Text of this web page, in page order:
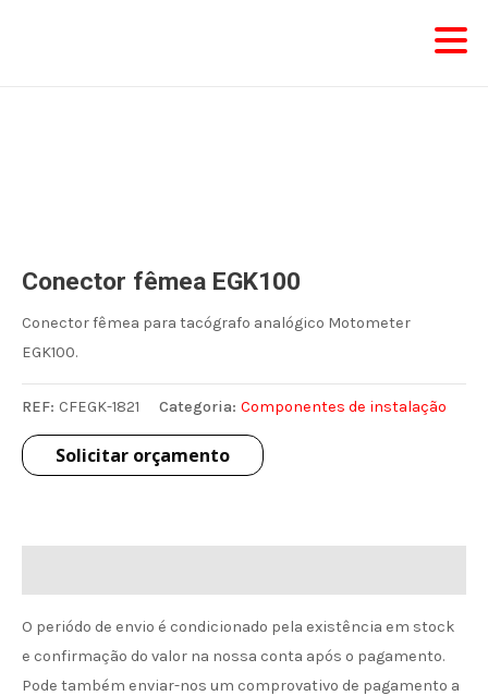
Conector fêmea EGK100
Conector fêmea para tacógrafo analógico Motometer
EGK100.
REF: CFEGK-1821 Categoria: Componentes de instalação
Solicitar orçamento
O periódo de envio é condicionado pela existência em stock
e confirmação do valor na nossa conta após o pagamento.
Pode também enviar-nos um comprovativo de pagamento a